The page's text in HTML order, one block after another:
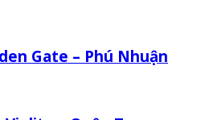
Gate – Phú Nhuận